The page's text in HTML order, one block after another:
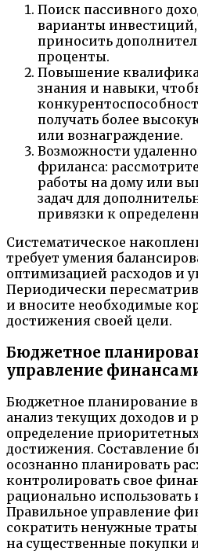
Поиск пассивного
варианты
приносить
проценты.
Повышение
знания и навыки,
получать более
или вознаграждение.
Возможности
фриланса:
работы на дому или
задач для
привязки к
Систематическое
требует умения
оптимизацией расходов и
Периодически
и вносите необходимые
достижения своей цели.
Бюджетное
управление
Бюджетное планирование
анализ текущих доходов и
определение
достижения. Составление
осознанно планировать
контролировать свое
рационально
Правильное управление
сократить ненужные
на существенные покупки